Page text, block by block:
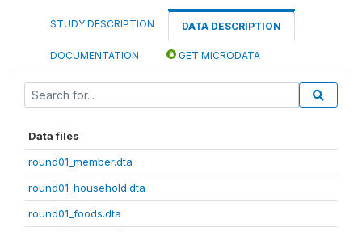
STUDY DESCRIPTION DATA DESCRIPTION
DOCUMENTATION GET MICRODATA
Data files
round01_member.dta
round01_household.dta
round01_foods.dta